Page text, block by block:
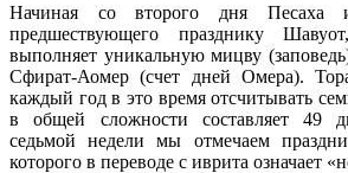
Начиная со второго дня
предшествующего празднику
выполняет уникальную мицву
Сфират-Аомер (счет дней Омера).
каждый год в это время отсчитывать
в общей сложности составляет 49
седьмой недели мы отмечаем
которого в переводе с иврита означает